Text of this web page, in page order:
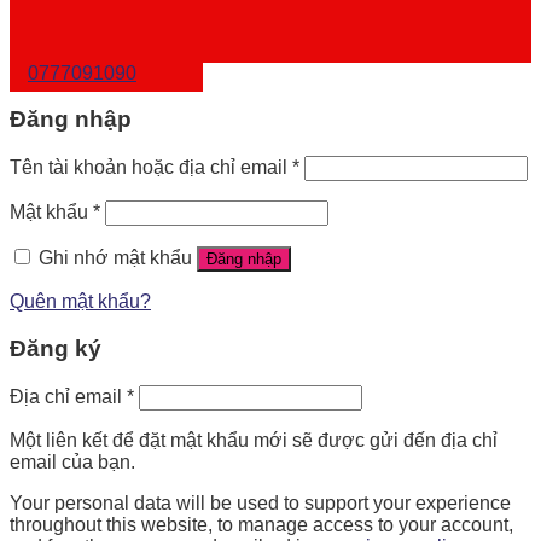
0777091090
Đăng nhập
Tên tài khoản hoặc địa chỉ email *
Mật khẩu *
Ghi nhớ mật khẩu Đăng nhập
Quên mật khẩu?
Đăng ký
Địa chỉ email *
Một liên kết để đặt mật khẩu mới sẽ được gửi đến địa chỉ
email của bạn.
Your personal data will be used to support your experience
throughout this website, to manage access to your account,